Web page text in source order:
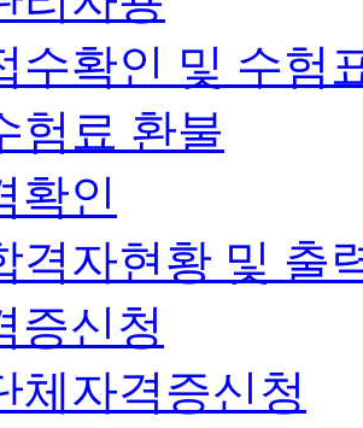
수확인 및 수험
험료 환불
확인
격자현황 및 출
증신청
체자격증신청